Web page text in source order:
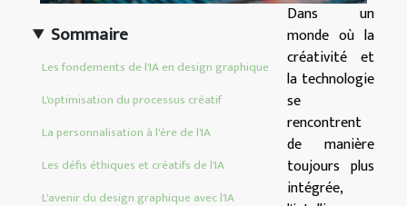
Sommaire
Les fondements de l'IA en design graphique
L'optimisation du processus créatif
La personnalisation à l'ère de l'IA
Les défis éthiques et créatifs de l'IA
L'avenir du design graphique avec l'IA
Dans un
monde où la
créativité et
la technologie
se
rencontrent
de manière
toujours plus
intégrée,